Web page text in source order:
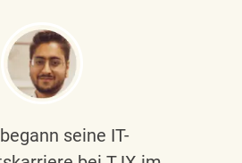
seine IT-